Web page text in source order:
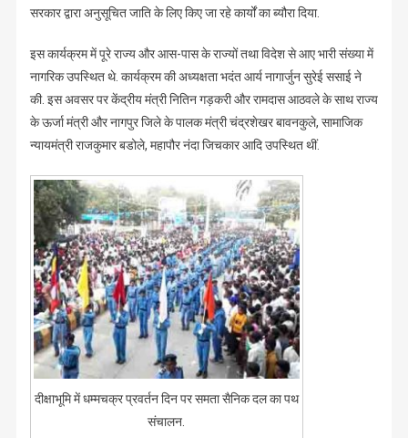
सरकार द्वारा अनुसूचित जाति के लिए किए जा रहे कार्यों का ब्यौरा दिया.
इस कार्यक्रम में पूरे राज्य और आस-पास के राज्यों तथा विदेश से आए भारी संख्या में
नागरिक उपस्थित थे. कार्यक्रम की अध्यक्षता भदंत आर्य नागार्जुन सुरेई ससाई ने
की. इस अवसर पर केंद्रीय मंत्री नितिन गड़करी और रामदास आठवले के साथ राज्य
के ऊर्जा मंत्री और नागपुर जिले के पालक मंत्री चंद्रशेखर बावनकुले, सामाजिक
न्यायमंत्री राजकुमार बडोले, महापौर नंदा जिचकार आदि उपस्थित थीं.
दीक्षाभूमि में धम्मचक्र प्रवर्तन दिन पर समता सैनिक दल का पथ
संचालन.